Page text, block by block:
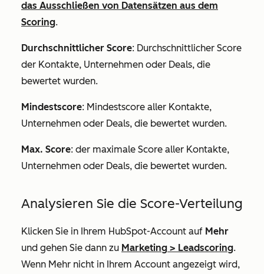
das Ausschließen von Datensätzen aus dem
Scoring.
Durchschnittlicher Score: Durchschnittlicher Score
der Kontakte, Unternehmen oder Deals, die
bewertet wurden.
Mindestscore: Mindestscore aller Kontakte,
Unternehmen oder Deals, die bewertet wurden.
Max. Score: der maximale Score aller Kontakte,
Unternehmen oder Deals, die bewertet wurden.
Analysieren Sie die Score-Verteilung
Klicken Sie in Ihrem HubSpot-Account auf Mehr
und gehen Sie dann zu Marketing > Leadscoring.
Wenn Mehr nicht in Ihrem Account angezeigt wird,